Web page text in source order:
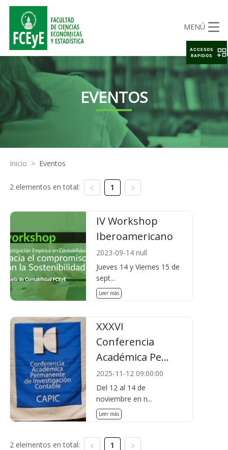
MENÚ
EVENTOS
Inicio > Eventos
2 elementos en total: 1
IV Workshop
Iberoamericano
2023-09-14 null
Jueves 14 y Viernes 15 de
sept...
Leer más
XXXVI
Conferencia
Académica Pe...
2025-11-12 09:00:00
Del 12 al 14 de
noviembre en n...
Leer más
2 elementos en total: 1
ACCESOS
RAPIDOS